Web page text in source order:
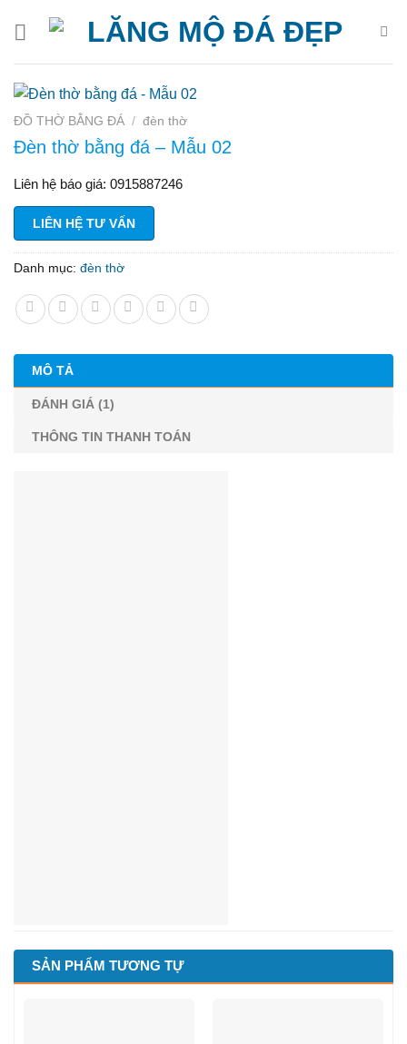
ĐỒ THỜ BẰNG ĐÁ / đèn thờ
Đèn thờ bằng đá – Mẫu 02
Liên hệ báo giá: 0915887246
LIÊN HỆ TƯ VẤN
Danh mục: đèn thờ
MÔ TẢ
ĐÁNH GIÁ (1)
THÔNG TIN THANH TOÁN
SẢN PHẨM TƯƠNG TỰ